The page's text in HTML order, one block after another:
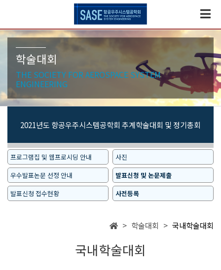
학술대회
THE SOCIETY FOR AEROSPACE SYSTEM
ENGINEERING
2021년도 항공우주시스템공학회 추계학술대회 및 정기총회
프로그램집 및 웹프로시딩 안내
사진
우수발표논문 선정 안내
발표신청 및 논문제출
발표신청 접수현황
사전등록
> 학술대회 > 국내학술대회
국내학술대회